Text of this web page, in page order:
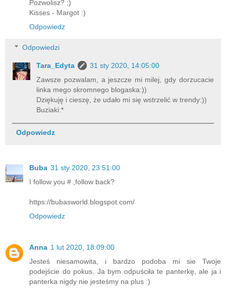
Pozwolisz? ;)
Kisses - Margot :)
Odpowiedz
Odpowiedzi
Tara_Edyta
31 sty 2020, 14:05:00
Zawsze pozwalam, a jeszcze mi milej, gdy dorzucacie
linka mego skromnego blogaska:))
Dziękuję i cieszę, że udało mi się wstrzelić w trendy:))
Buziaki:*
Odpowiedz
Buba 31 sty 2020, 23:51:00
I follow you # ,follow back?
https://bubasworld.blogspot.com/
Odpowiedz
Anna 1 lut 2020, 18:09:00
Jesteś niesamowita, i bardzo podoba mi sie Twoje
podejście do pokus. Ja bym odpuściła te panterkę, ale ja i
panterka nigdy nie jesteśmy na plus :)